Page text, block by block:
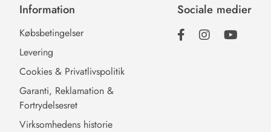
Information
Købsbetingelser
Levering
Cookies & Privatlivspolitik
Garanti, Reklamation &
Fortrydelsesret
Virksomhedens historie
Sociale medier